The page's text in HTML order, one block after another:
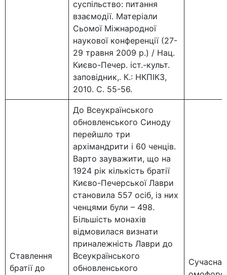
суспільство: питання
взаємодії. Матеріали
Сьомої Міжнародної
наукової конференції (27-
29 травня 2009 р.) / Нац.
Києво-Печер. іст.-культ.
заповідник,. К.: НКПІКЗ,
2010. С. 55-56.
Ставлення
братії до
До Всеукраїнського
обновленського Синоду
перейшло три
архімандрити і 60 ченців.
Варто зауважити, що на
1924 рік кількість братії
Києво-Печерської Лаври
становила 557 осіб, із них
ченцями були – 498.
Більшість монахів
відмовилася визнати
приналежність Лаври до
Всеукраїнського
обновленського
Сучасна